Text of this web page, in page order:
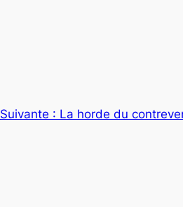
Suivante : La horde du